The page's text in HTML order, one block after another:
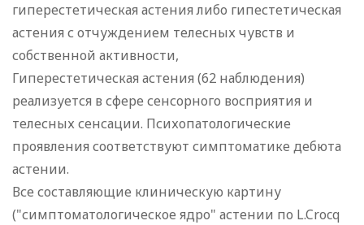
гиперестетическая астения либо гипестетическая
астения с отчуждением телесных чувств и
собственной активности,
Гиперестетическая астения (62 наблюдения)
реализуется в сфере сенсорного восприятия и
телесных сенсации. Психопатологические
проявления соответствуют симптоматике дебюта
астении.
Все составляющие клиническую картину
("симптоматологическое ядро" астении по L.Crocq